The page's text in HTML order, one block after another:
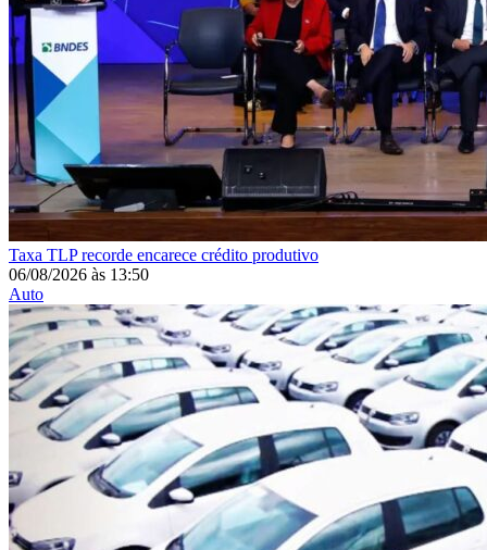
Taxa TLP recorde encarece crédito produtivo
06/08/2026 às 13:50
Auto